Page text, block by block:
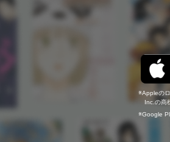
Appleの
Inc.の商
Google